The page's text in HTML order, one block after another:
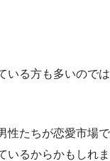
いる方も多いのでは
性たちが恋愛市場で
いるからかもしれま